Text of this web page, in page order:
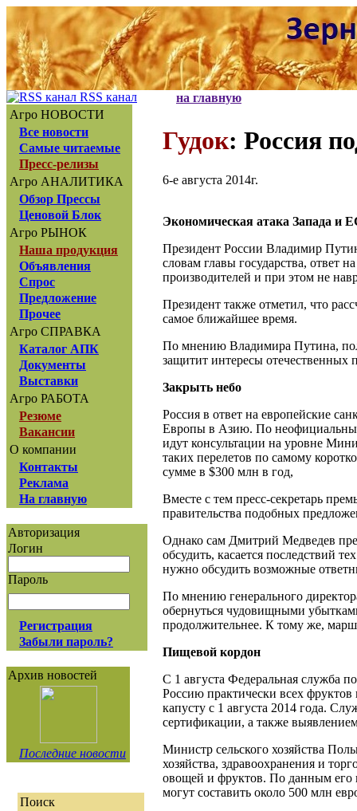
RSS канал
Агро НОВОСТИ
Все новости
Самые читаемые
Пресс-релизы
Агро АНАЛИТИКА
Обзор Прессы
Ценовой Блок
Агро РЫНОК
Наша продукция
Объявления
Спрос
Предложение
Прочее
Агро СПРАВКА
Каталог АПК
Документы
Выставки
Агро РАБОТА
Резюме
Вакансии
О компании
Контакты
Реклама
На главную
Авторизация
Логин
Пароль
Регистрация
Забыли пароль?
Архив новостей
Последние новости
Поиск
на главную
Гудок: Россия
6-е августа 2014г.
Экономическая атака Запада и
Президент России Владимир
словам главы государства, ответ
производителей и при этом не
Президент также отметил, что
самое ближайшее время.
По мнению Владимира Путина,
защитит интересы отечественных
Закрыть небо
Россия в ответ на европейские
Европы в Азию. По
идут консультации на уровне
таких перелетов по самому
сумме в $300 млн в год,
Вместе с тем пресс-секретарь
правительства подобных
Однако сам Дмитрий Медведев
обсудить, касается последствий
нужно обсудить возможные
По мнению генерального
обернуться чудовищными
продолжительнее. К тому же,
Пищевой кордон
С 1 августа Федеральная служба
Россию практически всех
капусту с 1 августа 2014 года.
сертификации, а также
Министр сельского хозяйства
хозяйства, здравоохранения и
овощей и фруктов. По данным его
могут составить около 500 млн